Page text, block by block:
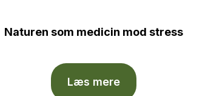
Naturen som medicin mod stress
Læs mere